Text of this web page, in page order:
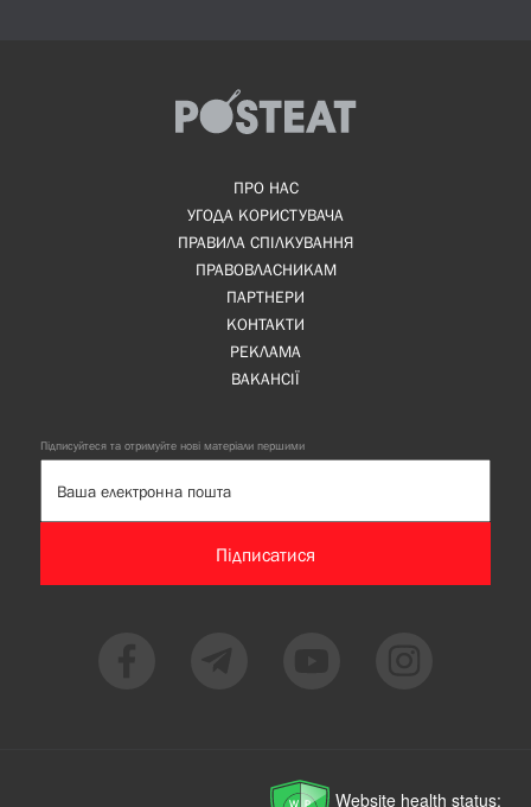
ПРО НАС
УГОДА КОРИСТУВАЧА
ПРАВИЛА СПІЛКУВАННЯ
ПРАВОВЛАСНИКАМ
ПАРТНЕРИ
КОНТАКТИ
РЕКЛАМА
ВАКАНСІЇ
Підписуйтеся та отримуйте нові матеріали першими
Підписатися
Website health status: